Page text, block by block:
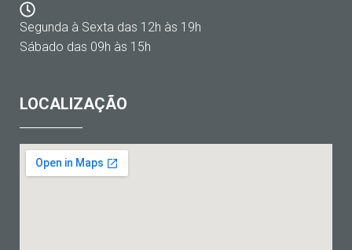
Segunda à Sexta das 12h às 19h
Sábado das 09h às 15h
LOCALIZAÇÃO